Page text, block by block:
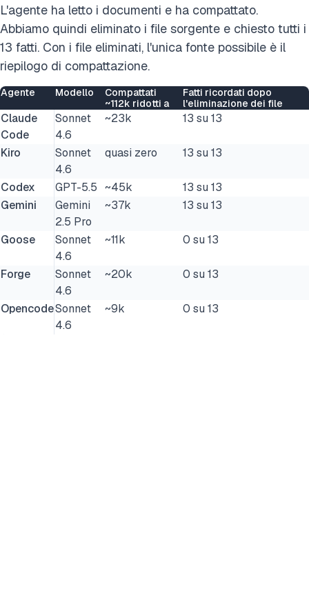
L'agente ha letto i documenti e ha compattato.
Abbiamo quindi eliminato i file sorgente e chiesto tutti i
13 fatti. Con i file eliminati, l'unica fonte possibile è il
riepilogo di compattazione.
Agente Modello
Compattati
~112k ridotti a
Fatti ricordati dopo
l'eliminazione dei file
Claude
Code
Sonnet
4.6
~23k 13 su 13
Kiro
Sonnet
4.6
quasi zero 13 su 13
Codex GPT-5.5 ~45k
13 su 13
Gemini
Gemini
2.5 Pro
~37k 13 su 13
Goose
Sonnet
4.6
~11k 0 su 13
Forge
Sonnet
4.6
~20k 0 su 13
OpencodeSonnet
4.6
~9k 0 su 13